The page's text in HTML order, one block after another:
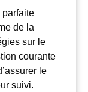
parfaite
de la
sur le
courante
le
suivi.